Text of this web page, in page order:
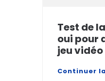
Test de
oui pour
jeu vidéo
Continuer